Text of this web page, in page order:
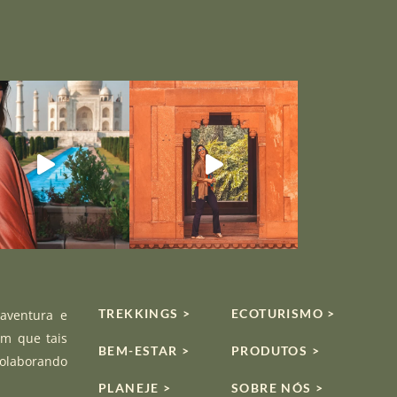
e
que tais
TREKKINGS > ECOTURISMO >
BEM-ESTAR > PRODUTOS >
PLANEJE > SOBRE NÓS >